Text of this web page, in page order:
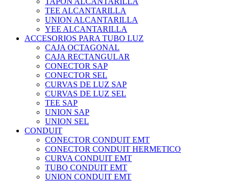
TEE ALCANTARILLA
UNION ALCANTARILLA
YEE ALCANTARILLA
ACCESORIOS PARA TUBO LUZ
CAJA OCTAGONAL
CAJA RECTANGULAR
CONECTOR SAP
CONECTOR SEL
CURVAS DE LUZ SAP
CURVAS DE LUZ SEL
TEE SAP
UNION SAP
UNION SEL
CONDUIT
CONECTOR CONDUIT EMT
CONECTOR CONDUIT HERMETICO
CURVA CONDUIT EMT
TUBO CONDUIT EMT
UNION CONDUIT EMT